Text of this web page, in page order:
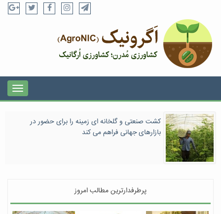
کشت صنعتی و گلخانه ای زمینه را برای حضور در
بازارهای جهانی فراهم می کند
پرطرفدارترین مطالب امروز